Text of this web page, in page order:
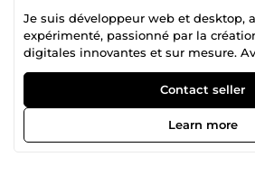
Je suis développeur web et desktop,
expérimenté, passionné par la
digitales innovantes et sur mesure.
approfondie en PHP, JavaScript, CSS,
maîtrise des plateformes et CMS
WordPress, PrestaShop et Shopify, je
complets allant de la conception à la
💻 Mes spécialités techniques :
Contact seller
Learn more